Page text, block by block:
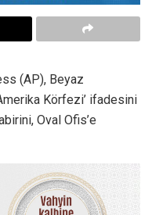
(AP), Beyaz
Körfezi’ ifadesini
Oval Ofis’e